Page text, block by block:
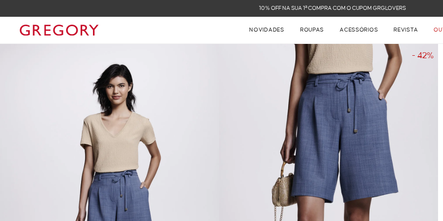
FRETE GRÁTIS NAS COMPRAS ACIMA DE R$ 899
NOVIDADES ROUPAS ACESSÓRIOS REVISTA
- 42%